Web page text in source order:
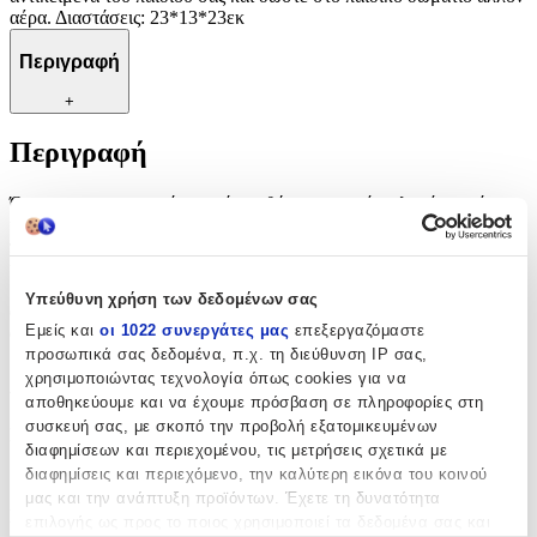
Υπεύθυνη χρήση των δεδομένων σας
Εμείς και οι 1022 συνεργάτες μας επεξεργαζόμαστε
προσωπικά σας δεδομένα, π.χ. τη διεύθυνση IP σας,
χρησιμοποιώντας τεχνολογία όπως cookies για να
αποθηκεύουμε και να έχουμε πρόσβαση σε πληροφορίες στη
συσκευή σας, με σκοπό την προβολή εξατομικευμένων
διαφημίσεων και περιεχομένου, τις μετρήσεις σχετικά με
διαφημίσεις και περιεχόμενο, την καλύτερη εικόνα του κοινού
μας και την ανάπτυξη προϊόντων. Έχετε τη δυνατότητα
αέρα. Διαστάσεις: 23*13*23εκ
Περιγραφή
+
Περιγραφή
Όμορφα και πρακτικά κουτιά αποθήκευσης από σκληρό χαρτόνι με
κουνελάκια και αυτάκια! Ιδανικά για την αποθήκευση παιχνιδιών,
παπουτσιών, γραφική ύλη, αξεσουάρ και για ό,τι άλλο θέλετε! Τα
ρόζ. Αποθηκεύστε γρήγορα, εύκολα και με όμορφο τρόπο τα
αντικείμενα του παιδιού σας και δώστε στο παιδικό δωμάτιο άλλον
αέρα. Διαστάσεις: 23*13*23εκ
Χαρακτηριστικά
Κατασκευαστής :
Jabadabado